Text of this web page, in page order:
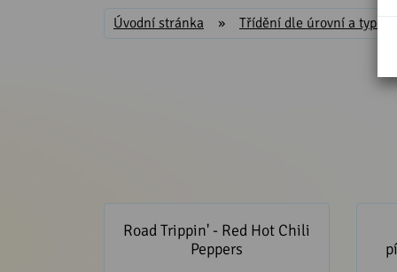
Úvodní stránka » Třídění dle úrovní a typu
Peppers
Road Trippin' - Red Hot Chili
Peppers